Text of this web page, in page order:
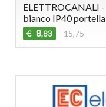
ELETTROCANALI
bianco IP40
€ 8,83 15,75